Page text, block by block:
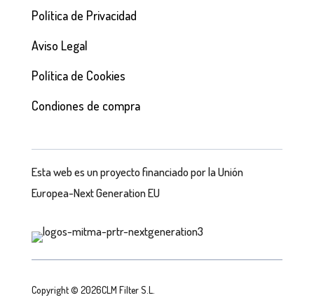
Política de Privacidad
Aviso Legal
Política de Cookies
Condiones de compra
Esta web es un proyecto financiado por la Unión
Europea-Next Generation EU
Copyright © 2026CLM Filter S.L.